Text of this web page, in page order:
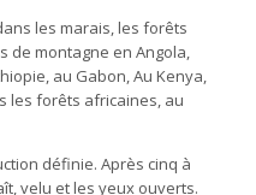
les marais, les forêts
de montagne en Angola,
au Gabon, Au Kenya,
les forêts africaines, au
définie. Après cinq à
velu et les yeux ouverts.